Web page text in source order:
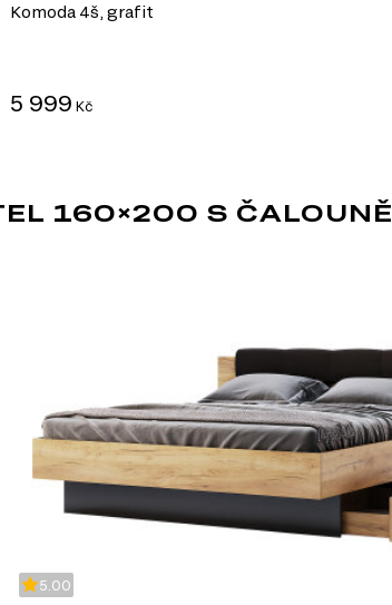
Komoda 4š, grafit
5 999 Kč
160×200 S
5.00